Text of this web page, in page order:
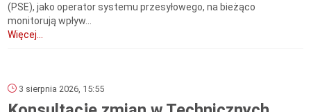
(PSE), jako operator systemu przesyłowego, na bieżąco
monitorują wpływ...
Więcej...
3 sierpnia 2026, 15:55